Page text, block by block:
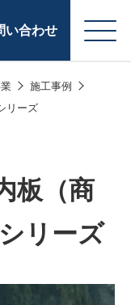
い合わせ
会
要
原燃料事業
燃料小口配送
給油カード
(ガソリンカード)
施工事例
リーズ
板（商
リーズ